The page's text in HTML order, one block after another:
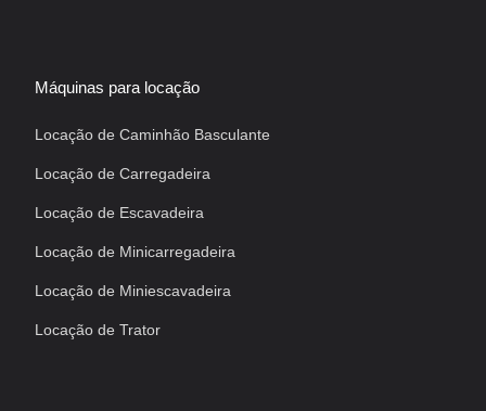
Máquinas para locação
Locação de Caminhão Basculante
Locação de Carregadeira
Locação de Escavadeira
Locação de Minicarregadeira
Locação de Miniescavadeira
Locação de Trator